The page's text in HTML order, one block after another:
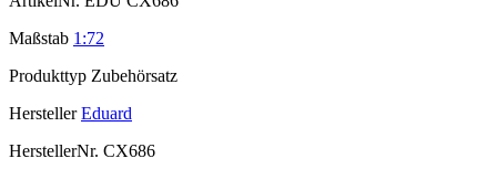
Maßstab 1:72
Produkttyp Zubehörsatz
Hersteller Eduard
HerstellerNr. CX686